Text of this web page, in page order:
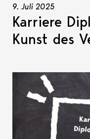
9. Juli 2025
Karriere
Kunst des